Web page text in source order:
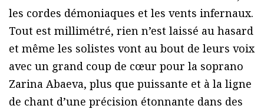
les cordes démoniaques et les vents infernaux.
Tout est millimétré, rien n’est laissé au hasard
et même les solistes vont au bout de leurs voix
avec un grand coup de cœur pour la soprano
Zarina Abaeva, plus que puissante et à la ligne
de chant d’une précision étonnante dans des